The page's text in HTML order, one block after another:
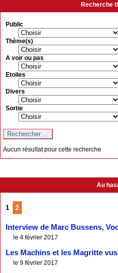
Recherche
Public
Thème(s)
A voir ou pas
Etoiles
Divers
Sortie
Aucun résultat pour cette recherche
Au
1 2
Interview de Marc Bussens,
le 4 février 2017
Les Machins et les Magritte
le 9 février 2017